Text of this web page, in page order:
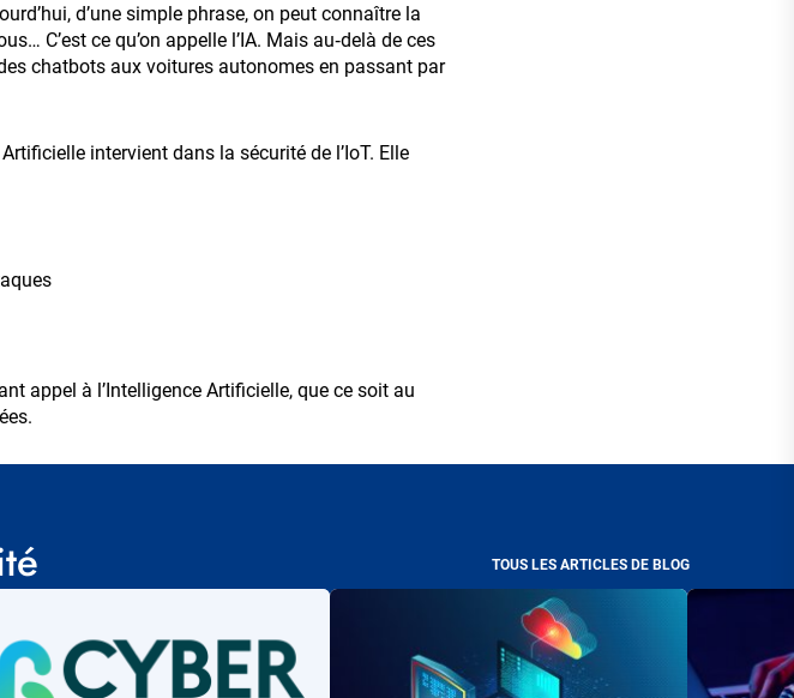
d’une simple phrase, on peut connaître la
C’est ce qu’on appelle l’IA. Mais au‐delà de ces
chatbots aux voitures autonomes en passant par
intervient dans la sécurité de l’IoT. Elle
appel à l’Intelligence Artificielle, que ce soit au
TOUS LES ARTICLES DE BLOG
Visuel
Visuel